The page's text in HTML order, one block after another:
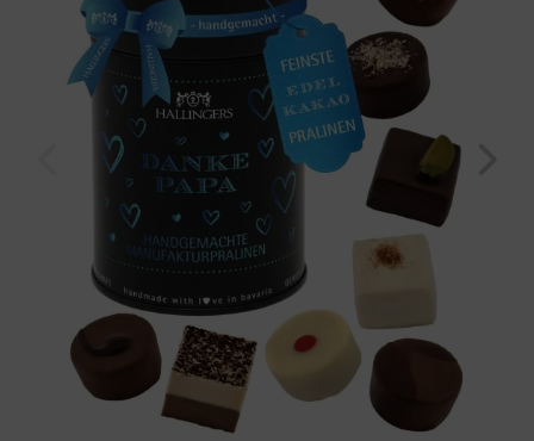
Geburtstag
Bayern